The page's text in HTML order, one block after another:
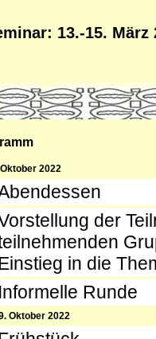
13.-15. März
2022
der
in die
Informelle Runde
Oktober 2022